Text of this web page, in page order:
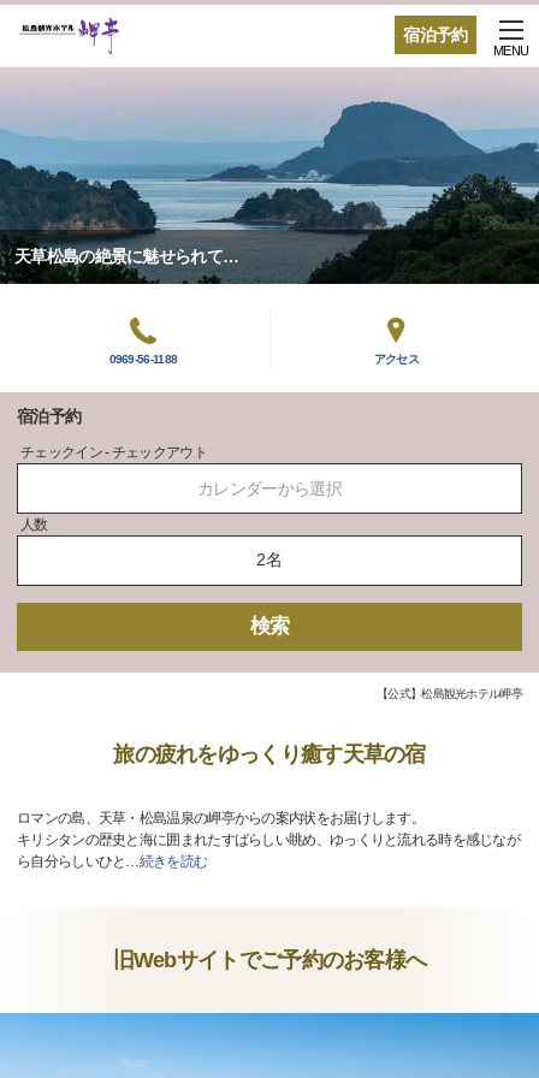
宿泊予約
MENU
天草松島の絶景に魅せられて…
0969-56-1188 アクセス
宿泊予約
チェックイン - チェックアウト
カレンダーから選択
人数
検索
【公式】松島観光ホテル岬亭
旅の疲れをゆっくり癒す天草の宿
ロマンの島、天草・松島温泉の岬亭からの案内状をお届けします。
キリシタンの歴史と海に囲まれたすばらしい眺め、ゆっくりと流れる時を感じなが
ら自分らしいひと …続きを読む
旧Webサイトでご予約のお客様へ